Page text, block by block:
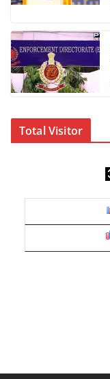
Total Visitor